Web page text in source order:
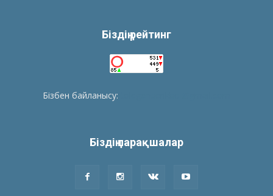
Біздің рейтинг
Бізбен байланысу:
Біздің парақшалар